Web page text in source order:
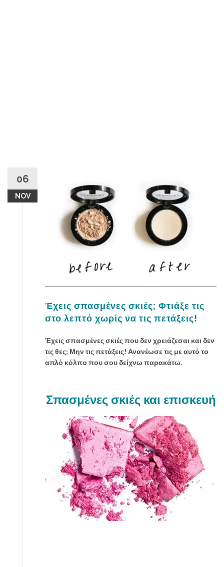
06
NOV
Έχεις σπασμένες σκιές; Φτιάξε τις
στο λεπτό χωρίς να τις πετάξεις!
Έχεις σπασμένες σκιές που δεν χρειάζεσαι και δεν
τις θες; Μην τις πετάξεις! Ανανέωσε τις με αυτό το
απλό κόλπο που σου δείχνω παρακάτω.
Σπασμένες σκιές και επισκευή